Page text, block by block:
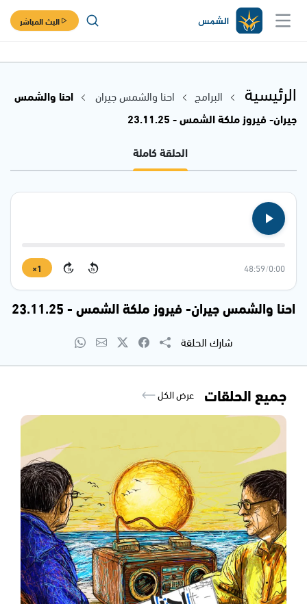
البث المباشر
الرئيسية البرامج احنا والشمس جيران
احنا والشمس
جيران- فيروز ملكة الشمس - 23.11.25
الحلقة كاملة
0:00
/
48:59
15
15
1×
احنا والشمس جيران- فيروز ملكة الشمس - 23.11.25
شارك الحلقة
جميع الحلقات عرض الكل